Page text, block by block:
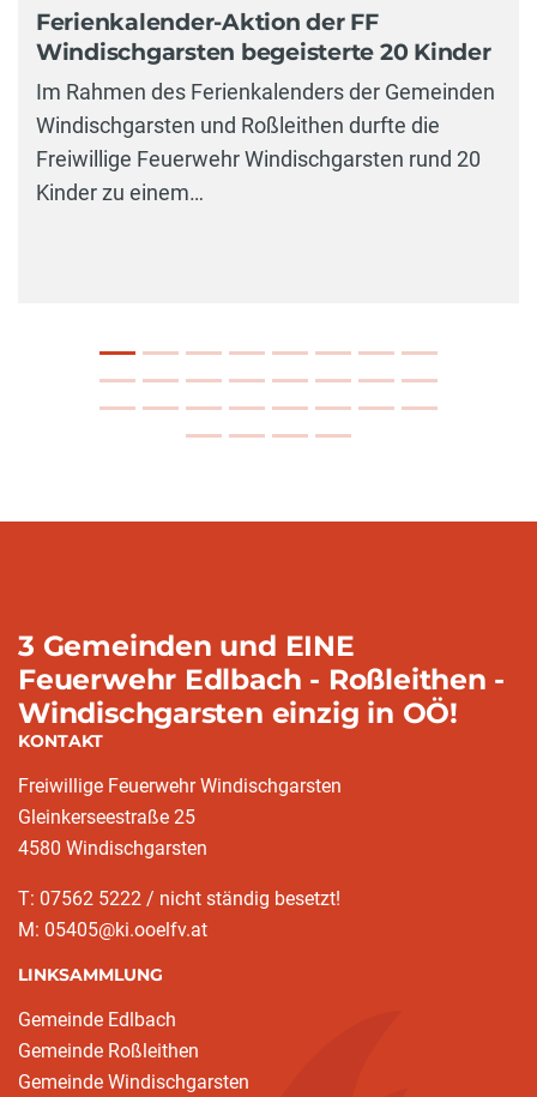
Ferienkalender-Aktion der FF
Windischgarsten begeisterte 20 Kinder
Im Rahmen des Ferienkalenders der Gemeinden
Windischgarsten und Roßleithen durfte die
Freiwillige Feuerwehr Windischgarsten rund 20
Kinder zu einem…
3 Gemeinden und EINE
Feuerwehr Edlbach - Roßleithen -
Windischgarsten einzig in OÖ!
KONTAKT
Freiwillige Feuerwehr Windischgarsten
Gleinkerseestraße 25
4580 Windischgarsten
T: 07562 5222 / nicht ständig besetzt!
M: 05405@ki.ooelfv.at
LINKSAMMLUNG
Gemeinde Edlbach
Gemeinde Roßleithen
Gemeinde Windischgarsten